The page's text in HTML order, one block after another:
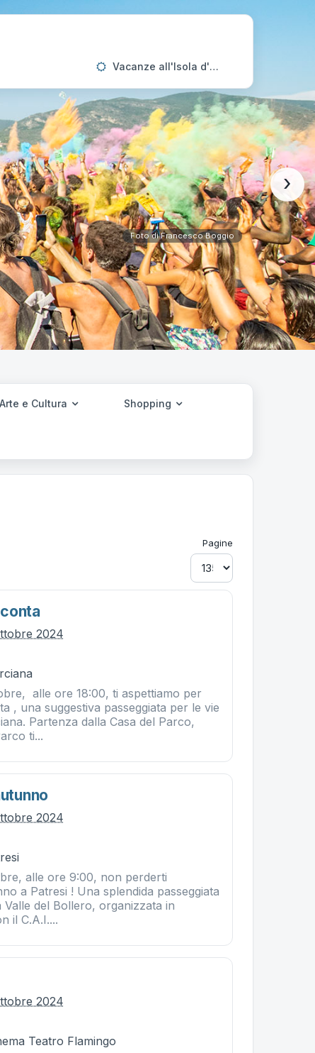
Vacanze all'Isola d'Elba
Foto di Francesco Boggio
›
Arte e Cultura Shopping
Pagine
2024
alle ore 18:00, ti aspettiamo per
, una suggestiva passeggiata per le vie
Partenza dalla Casa del Parco,
ti...
2024
alle ore 9:00, non perderti
a Patresi ! Una splendida passeggiata
Valle del Bollero, organizzata in
il C.A.I....
2024
Teatro Flamingo